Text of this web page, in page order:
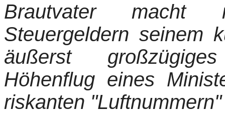
Brautvater macht
Steuergeldern seinem
äußerst
Höhenflug eines
riskanten